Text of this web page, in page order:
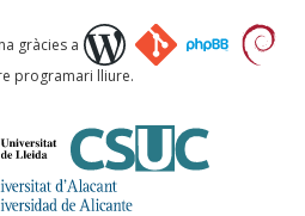
gràcies a
programari lliure.